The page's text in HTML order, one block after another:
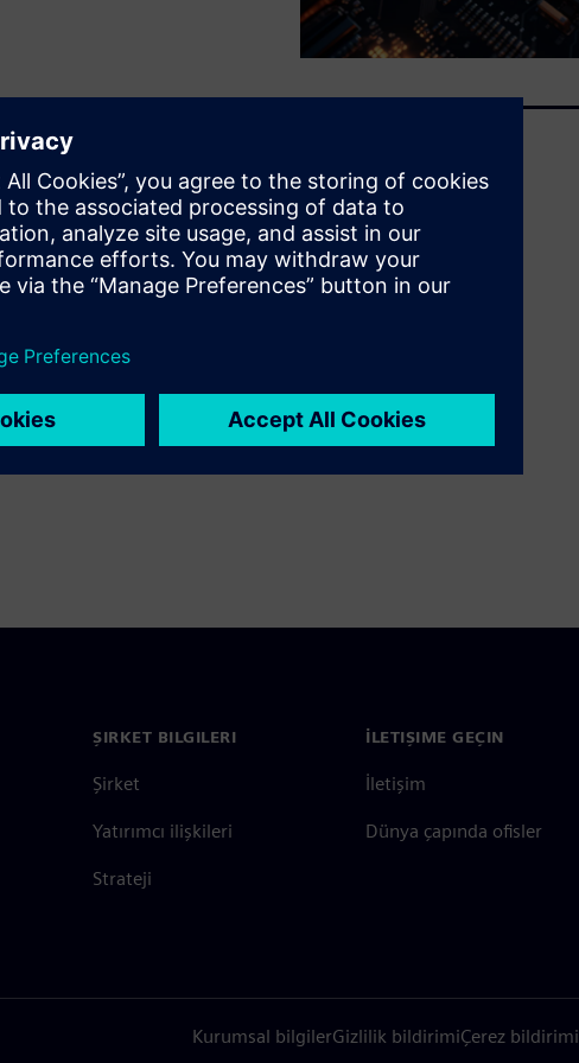
Optimization
enabling early
on predictive
level SoC
product
RTL,
that
shelf
ŞIRKET BILGILERI
Şirket
Yatırımcı ilişkileri
Strateji
İLETIŞIME GEÇIN
İletişim
Dünya çapında ofisler
Kurumsal bilgilerGizlilik bildirimiÇerez bildirimi